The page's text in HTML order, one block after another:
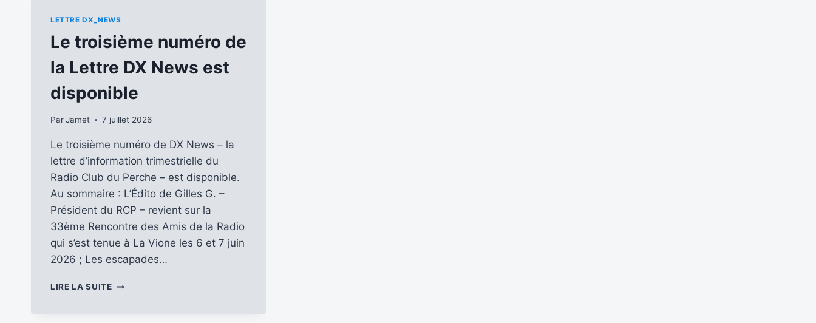
LETTRE DX_NEWS
Le troisième numéro de
la Lettre DX News est
disponible
ParJamet 7 juillet 2026
Le troisième numéro de DX News – la
lettre d’information trimestrielle du
Radio Club du Perche – est disponible.
Au sommaire : L’Édito de Gilles G. –
Président du RCP – revient sur la
33ème Rencontre des Amis de la Radio
qui s’est tenue à La Vione les 6 et 7 juin
2026 ; Les escapades…
LIRE LA SUITELE